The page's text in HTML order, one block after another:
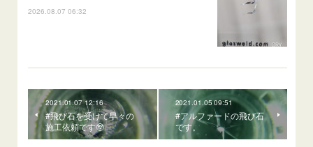
2026.08.07 06:32
2021.01.07 12:16
#飛び石を受けて早々の
施工依頼です🤓
2021.01.05 09:51
#アルファードの飛び石
です。